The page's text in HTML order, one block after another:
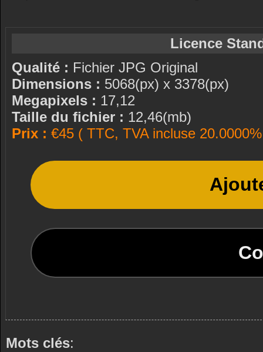
Licence
Qualité : Fichier JPG Original
Dimensions : 5068(px) x 3378(px)
Megapixels : 17,12
Taille du fichier : 12,46(mb)
Prix : €45 ( TTC, TVA incluse
Mots clés: